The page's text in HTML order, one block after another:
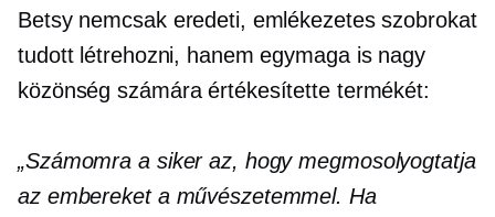
Betsy nemcsak eredeti, emlékezetes szobrokat
tudott létrehozni, hanem egymaga is nagy
közönség számára értékesítette termékét:
„Számomra a siker az, hogy megmosolyogtatja
az embereket a művészetemmel. Ha